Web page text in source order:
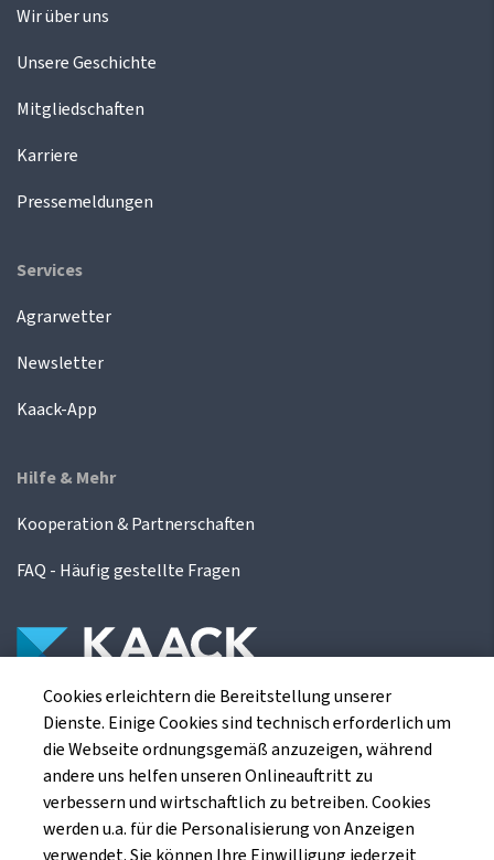
Wir über uns
Unsere Geschichte
Mitgliedschaften
Karriere
Pressemeldungen
Services
Agrarwetter
Newsletter
Kaack-App
Hilfe & Mehr
Kooperation & Partnerschaften
FAQ - Häufig gestellte Fragen
Die Kaack Terminhandel GmbH ist ein
Finanzdienstleistungsinstitut für die europäischen
Agrarterminbörsen.
Kaack Terminhandel GmbH
Cookies erleichtern die Bereitstellung unserer
Dienste. Einige Cookies sind technisch erforderlich um
die Webseite ordnungsgemäß anzuzeigen, während
andere uns helfen unseren Onlineauftritt zu
verbessern und wirtschaftlich zu betreiben. Cookies
werden u.a. für die Personalisierung von Anzeigen